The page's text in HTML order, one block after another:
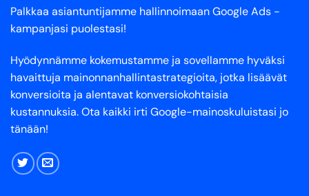
Palkkaa asiantuntijamme hallinnoimaan Google Ads -
kampanjasi puolestasi!
Hyödynnämme kokemustamme ja sovellamme hyväksi
havaittuja mainonnanhallintastrategioita, jotka lisäävät
konversioita ja alentavat konversiokohtaisia
kustannuksia. Ota kaikki irti Google-mainoskuluistasi jo
tänään!